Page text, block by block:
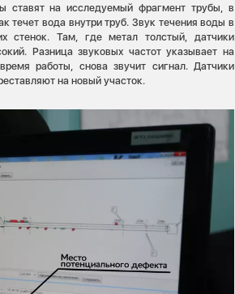
ставят на исследуемый фрагмент трубы, в
течет вода внутри труб. Звук течения воды в
стенок. Там, где метал толстый, датчики
Разница звуковых частот указывает на
работы, снова звучит сигнал. Датчики
на новый участок.